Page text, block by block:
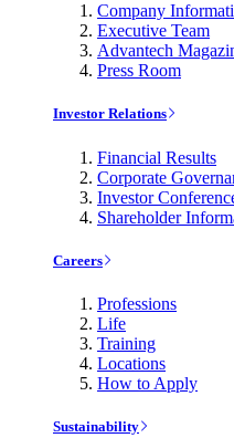
Company
Executive Team
Advantech
Press Room
Investor Relations
Financial Results
Corporate
Investor
Shareholder
Careers
Professions
Life
Training
Locations
How to Apply
Sustainability